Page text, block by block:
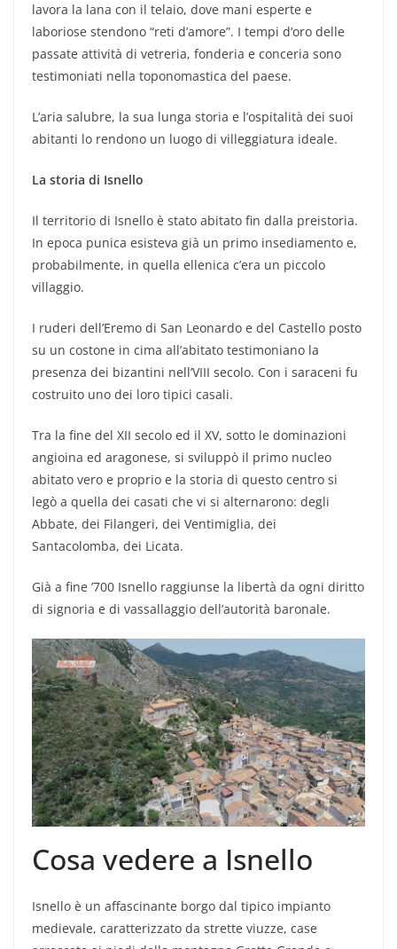
lavora la lana con il telaio, dove mani esperte e
laboriose stendono “reti d’amore”. I tempi d’oro delle
passate attività di vetreria, fonderia e conceria sono
testimoniati nella toponomastica del paese.
L’aria salubre, la sua lunga storia e l’ospitalità dei suoi
abitanti lo rendono un luogo di villeggiatura ideale.
La storia di Isnello
Il territorio di Isnello è stato abitato fin dalla preistoria.
In epoca punica esisteva già un primo insediamento e,
probabilmente, in quella ellenica c’era un piccolo
villaggio.
I ruderi dell’Eremo di San Leonardo e del Castello posto
su un costone in cima all’abitato testimoniano la
presenza dei bizantini nell’VIII secolo. Con i saraceni fu
costruito uno dei loro tipici casali.
Tra la fine del XII secolo ed il XV, sotto le dominazioni
angioina ed aragonese, si sviluppò il primo nucleo
abitato vero e proprio e la storia di questo centro si
legò a quella dei casati che vi si alternarono: degli
Abbate, dei Filangeri, dei Ventimiglia, dei
Santacolomba, dei Licata.
Già a fine ’700 Isnello raggiunse la libertà da ogni diritto
di signoria e di vassallaggio dell’autorità baronale.
Cosa vedere a Isnello
Isnello è un affascinante borgo dal tipico impianto
medievale, caratterizzato da strette viuzze, case